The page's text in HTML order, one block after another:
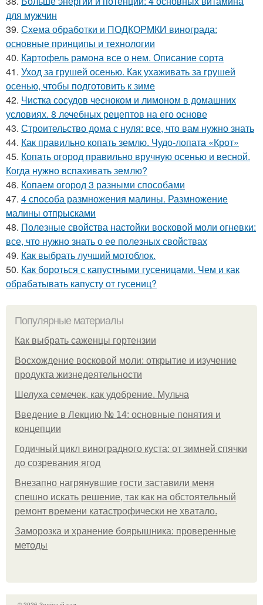
для мужчин
39. Схема обработки и ПОДКОРМКИ винограда:
основные принципы и технологии
40. Картофель рамона все о нем. Описание сорта
41. Уход за грушей осенью. Как ухаживать за грушей
осенью, чтобы подготовить к зиме
42. Чистка сосудов чесноком и лимоном в домашних
условиях. 8 лечебных рецептов на его основе
43. Строительство дома с нуля: все, что вам нужно знать
44. Как правильно копать землю. Чудо-лопата «Крот»
45. Копать огород правильно вручную осенью и весной.
Когда нужно вспахивать землю?
46. Копаем огород 3 разными способами
47. 4 способа размножения малины. Размножение
малины отпрысками
48. Полезные свойства настойки восковой моли огневки:
все, что нужно знать о ее полезных свойствах
49. Как выбрать лучший мотоблок.
50. Как бороться с капустными гусеницами. Чем и как
обрабатывать капусту от гусениц?
Популярные материалы
Как выбрать саженцы гортензии
Восхождение восковой моли: открытие и изучение
продукта жизнедеятельности
Шелуха семечек, как удобрение. Мульча
Введение в Лекцию № 14: основные понятия и
концепции
Годичный цикл виноградного куста: от зимней спячки
до созревания ягод
Внезапно нагрянувшие гости заставили меня
спешно искать решение, так как на обстоятельный
ремонт времени катастрофически не хватало.
Заморозка и хранение боярышника: проверенные
методы